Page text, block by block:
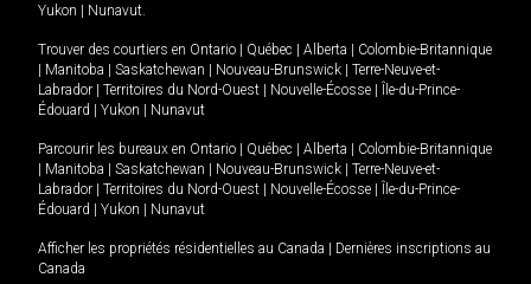
Yukon
Nunavut.
Trouver des courtiers en Ontario Québec Alberta
Colombie-Britannique
Manitoba Saskatchewan Nouveau-Brunswick
Terre-Neuve-et-
Labrador
Territoires du Nord-Ouest Nouvelle-Écosse
Île-du-Prince-
Édouard
Yukon Nunavut
Parcourir les bureaux en Ontario Québec Alberta
Colombie-Britannique
Manitoba Saskatchewan Nouveau-Brunswick
Terre-Neuve-et-
Labrador
Territoires du Nord-Ouest Nouvelle-Écosse
Île-du-Prince-
Édouard
Yukon Nunavut
Afficher les propriétés résidentielles au Canada
Dernières inscriptions au
Canada